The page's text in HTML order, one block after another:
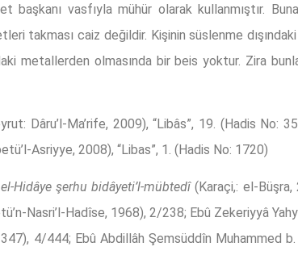
başkanı vasfıyla mühür olarak kullanmıştır.
takması caiz değildir. Kişinin süslenme
metallerden olmasında bir beis yoktur. Zira
Dâru’l-Ma’rife, 2009), “Libâs”, 19. (Hadis No:
Asriyye, 2008), “Libas”, 1. (Hadis No: 1720)
el-Hidâye şerhu bidâyeti’l-mübtedî(Karaçi,: el-Büşra,
Nasri’l-Hadîse, 1968), 2/238; Ebû Zekeriyyâ
4/444; Ebû Abdillâh Şemsüddîn Muhammed